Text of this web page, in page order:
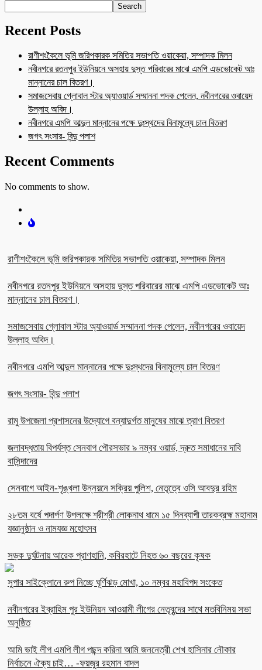
Search
Recent Posts
রাণীশংকৈলে ভূমি জরিপকারক সমিতির সভাপতি ওয়াকেয়া, সম্পাদক মিলন
নবীনগরে রতনপুর ইউনিয়নে অসহায় দুস্ত পরিবারের মাঝে এমপি এডভোকেট আঃ
মান্নানের চাল বিতরণ।
সমাজসেবায় গ্লোবাল স্টার অ্যাওয়ার্ড সম্মাননা পদক পেলেন, নবীনগরের ওবায়েদ
উল্লাহ অবিদ।
নবীনগরে এমপি আব্দুল মান্নানের পক্ষে দুঃস্থদের বিনামূল্যে চাল বিতরণ
জগৎ সংসার- বিন্দু পলাশ
Recent Comments
No comments to show.
রাণীশংকৈলে ভূমি জরিপকারক সমিতির সভাপতি ওয়াকেয়া, সম্পাদক মিলন
নবীনগরে রতনপুর ইউনিয়নে অসহায় দুস্ত পরিবারের মাঝে এমপি এডভোকেট আঃ
মান্নানের চাল বিতরণ।
সমাজসেবায় গ্লোবাল স্টার অ্যাওয়ার্ড সম্মাননা পদক পেলেন, নবীনগরের ওবায়েদ
উল্লাহ অবিদ।
নবীনগরে এমপি আব্দুল মান্নানের পক্ষে দুঃস্থদের বিনামূল্যে চাল বিতরণ
জগৎ সংসার- বিন্দু পলাশ
রামু উপজেলা প্রশাসনের উদ্যোগে বন্যাদুর্গত মানুষের মাঝে ত্রাণ বিতরণ
জলাবদ্ধতায় বিপর্যস্ত সেনবাগ পৌরসভার ৯ নম্বর ওয়ার্ড, দ্রুত সমাধানের দাবি
বাসিন্দাদের
সেনবাগে আইন-শৃঙ্খলা উন্নয়নে সক্রিয় পুলিশ, নেতৃত্বে ওসি আবদুর রহিম
২৮তম বর্ষে পদার্পণ উপলক্ষে শ্রীশ্রী লোকনাথ ধামে ১৫ দিনব্যাপী তারকব্রহ্ম মহানাম
যজ্ঞানুষ্ঠান ও নামযজ্ঞ মহোৎসব
সড়ক দুর্ঘটনায় আরেক প্রাণহানি, কবিরহাটে নিহত ৬০ বছরের কৃষক
সুপার সাইক্লোনে রুপ নিচ্ছে ঘূর্ণিঝড় মোখা, ১০ নম্বর মহাবিপদ সংকেত
নবীনগরের ইব্রাহিম পুর ইউনিয়ন আওয়ামী লীগের নেতৃবৃন্দের সাথে মতবিনিময় সভা
অনুষ্ঠিত
আমি ভাই লীগ এমপি লীগ পছন্দ করিনা আমি জননেত্রী শেখ হাসিনার নৌকার
নির্বাচনে ঐক্য চাই… -ফয়জুর রহমান বাদল